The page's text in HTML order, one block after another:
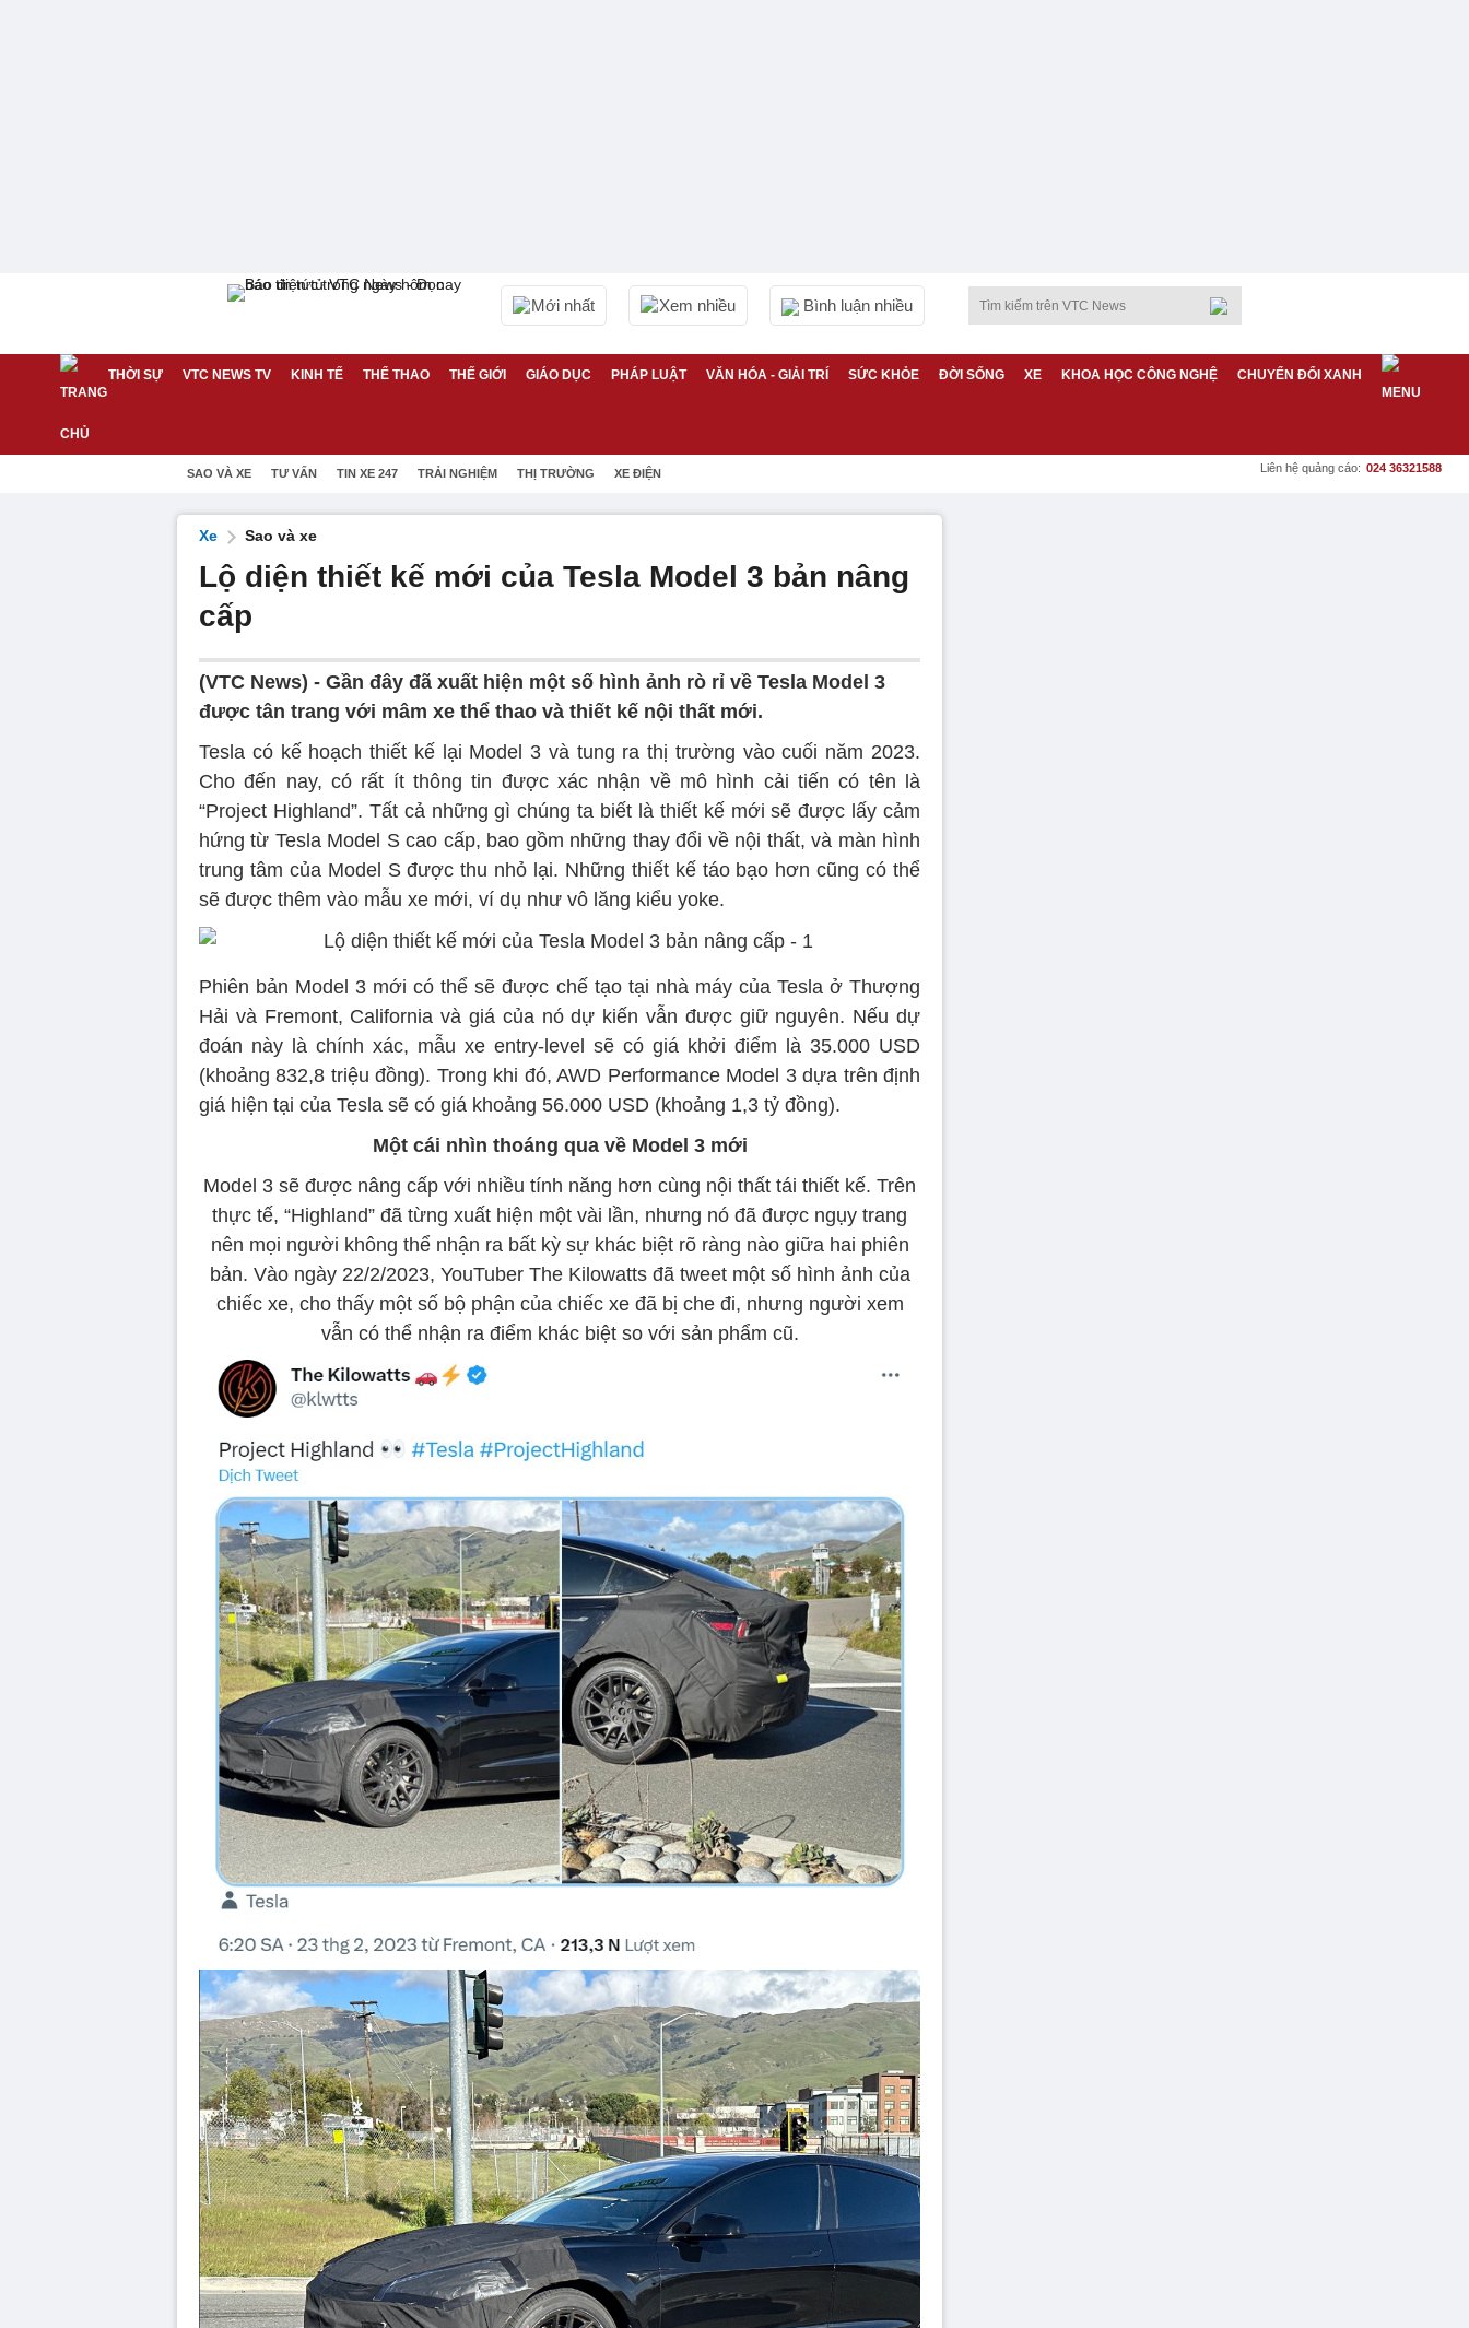
Mới nhất Xem nhiều Bình luận nhiều
THỜI SỰ VTC NEWS TV KINH TẾ THỂ THAO THẾ GIỚI GIÁO DỤC PHÁP LUẬT VĂN HÓA - GIẢI TRÍ SỨC KHỎE ĐỜI SỐNG XE KHOA HỌC CÔNG NGHỆ CHUYỂN ĐỔI XANH
SAO VÀ XE TƯ VẤN TIN XE 247 TRẢI NGHIỆM THỊ TRƯỜNG XE ĐIỆN Liên hệ quảng cáo: 024 36321588
Xe Sao và xe
Lộ diện thiết kế mới của Tesla Model 3 bản nâng
cấp
(VTC News) - Gần đây đã xuất hiện một số hình ảnh rò rỉ về Tesla Model 3
được tân trang với mâm xe thể thao và thiết kế nội thất mới.
Tesla có kế hoạch thiết kế lại Model 3 và tung ra thị trường vào cuối năm 2023.
Cho đến nay, có rất ít thông tin được xác nhận về mô hình cải tiến có tên là
“Project Highland”. Tất cả những gì chúng ta biết là thiết kế mới sẽ được lấy cảm
hứng từ Tesla Model S cao cấp, bao gồm những thay đổi về nội thất, và màn hình
trung tâm của Model S được thu nhỏ lại. Những thiết kế táo bạo hơn cũng có thể
sẽ được thêm vào mẫu xe mới, ví dụ như vô lăng kiểu yoke.
Phiên bản Model 3 mới có thể sẽ được chế tạo tại nhà máy của Tesla ở Thượng
Hải và Fremont, California và giá của nó dự kiến vẫn được giữ nguyên. Nếu dự
đoán này là chính xác, mẫu xe entry-level sẽ có giá khởi điểm là 35.000 USD
(khoảng 832,8 triệu đồng). Trong khi đó, AWD Performance Model 3 dựa trên định
giá hiện tại của Tesla sẽ có giá khoảng 56.000 USD (khoảng 1,3 tỷ đồng).
Một cái nhìn thoáng qua về Model 3 mới
Model 3 sẽ được nâng cấp với nhiều tính năng hơn cùng nội thất tái thiết kế. Trên
thực tế, “Highland” đã từng xuất hiện một vài lần, nhưng nó đã được ngụy trang
nên mọi người không thể nhận ra bất kỳ sự khác biệt rõ ràng nào giữa hai phiên
bản. Vào ngày 22/2/2023, YouTuber The Kilowatts đã tweet một số hình ảnh của
chiếc xe, cho thấy một số bộ phận của chiếc xe đã bị che đi, nhưng người xem
vẫn có thể nhận ra điểm khác biệt so với sản phẩm cũ.